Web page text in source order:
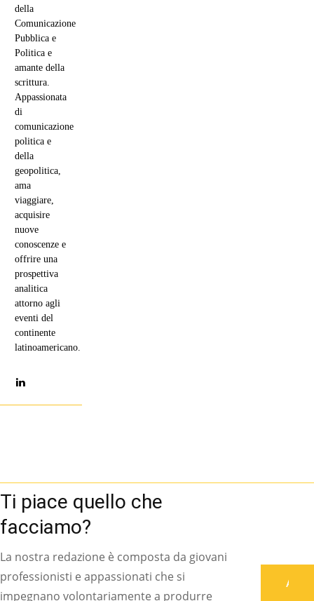
della
Comunicazione
Pubblica e
Politica e
amante della
scrittura.
Appassionata
di
comunicazione
politica e
della
geopolitica,
ama
viaggiare,
acquisire
nuove
conoscenze e
offrire una
prospettiva
analitica
attorno agli
eventi del
continente
latinoamericano.
Ti piace quello che
facciamo?
La nostra redazione è composta da giovani
professionisti e appassionati che si
impegnano volontariamente a produrre